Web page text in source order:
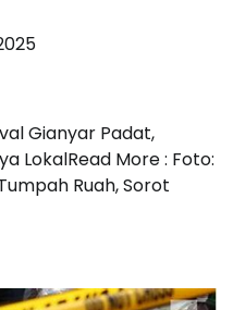
Gianyar Padat,
LokalRead More : Foto:
Ruah, Sorot